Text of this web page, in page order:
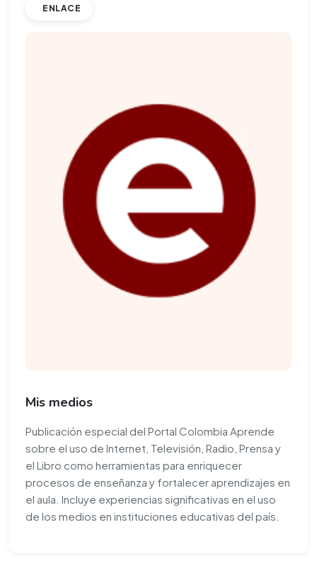
ENLACE
Mis medios
Publicación especial del Portal Colombia Aprende
sobre el uso de Internet, Televisión, Radio, Prensa y
el Libro como herramientas para enriquecer
procesos de enseñanza y fortalecer aprendizajes en
el aula. Incluye experiencias significativas en el uso
de los medios en instituciones educativas del país.